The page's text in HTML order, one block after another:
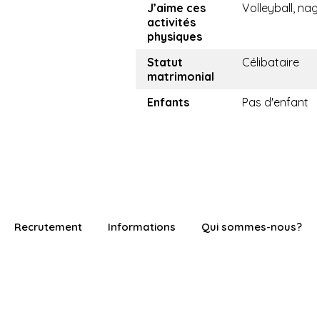
J’aime ces
activités
physiques
Volleyball,
Statut
matrimonial
Célibataire
Enfants Pas d'enfant
Recrutement Informations Qui sommes-nous?